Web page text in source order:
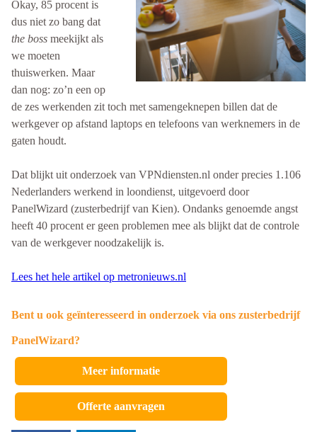
Okay, 85 procent is
dus niet zo bang dat
the boss meekijkt als
we moeten
thuiswerken. Maar
dan nog: zo’n een op
de zes werkenden zit toch met samengeknepen billen dat de
werkgever op afstand laptops en telefoons van werknemers in de
gaten houdt.
Dat blijkt uit onderzoek van VPNdiensten.nl onder precies 1.106
Nederlanders werkend in loondienst, uitgevoerd door
PanelWizard (zusterbedrijf van Kien). Ondanks genoemde angst
heeft 40 procent er geen problemen mee als blijkt dat de controle
van de werkgever noodzakelijk is.
Lees het hele artikel op metronieuws.nl
Bent u ook geïnteresseerd in onderzoek via ons zusterbedrijf
PanelWizard?
Meer informatie
Offerte aanvragen